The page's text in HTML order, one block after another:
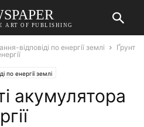
ART OF PUBLISHING
відповіді по енергії землі
Ґрунт
по енергії землі
акумулятора